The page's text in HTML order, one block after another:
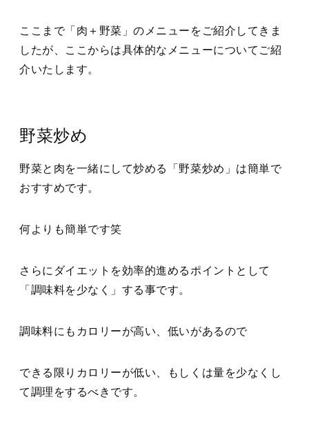
ここまで「肉＋野菜」のメニューをご紹介してきま
したが、ここからは具体的なメニューについてご紹
介いたします。
野菜炒め
野菜と肉を一緒にして炒める「野菜炒め」は簡単で
おすすめです。
何よりも簡単です笑
さらにダイエットを効率的進めるポイントとして
「調味料を少なく」する事です。
調味料にもカロリーが高い、低いがあるので
できる限りカロリーが低い、もしくは量を少なくし
て調理をするべきです。